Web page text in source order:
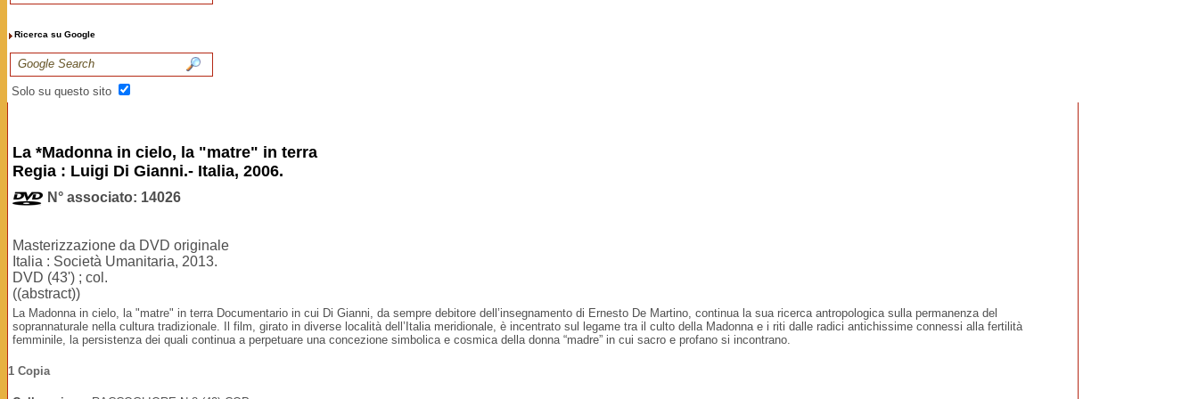
Ricerca su Google
Solo su questo sito
La *Madonna in cielo, la "matre" in terra
Regia : Luigi Di Gianni.- Italia, 2006.
N° associato: 14026
Masterizzazione da DVD originale
Italia : Società Umanitaria, 2013.
DVD (43') ; col.
((abstract))
La Madonna in cielo, la "matre" in terra Documentario in cui Di Gianni, da sempre debitore dell’insegnamento di Ernesto De Martino, continua la sua ricerca antropologica sulla permanenza del
soprannaturale nella cultura tradizionale. Il film, girato in diverse località dell’Italia meridionale, è incentrato sul legame tra il culto della Madonna e i riti dalle radici antichissime connessi alla fertilità
femminile, la persistenza dei quali continua a perpetuare una concezione simbolica e cosmica della donna “madre” in cui sacro e profano si incontrano.
1 Copia